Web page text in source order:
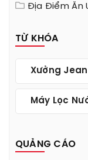
Địa Điểm Ăn
TỪ KHÓA
Xưởng Jean
Máy Lọc
QUẢNG CÁO